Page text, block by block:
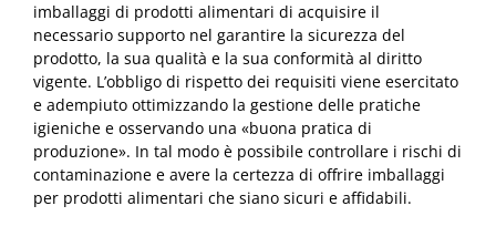
imballaggi di prodotti alimentari di acquisire il
necessario supporto nel garantire la sicurezza del
prodotto, la sua qualità e la sua conformità al diritto
vigente. L’obbligo di rispetto dei requisiti viene esercitato
e adempiuto ottimizzando la gestione delle pratiche
igieniche e osservando una «buona pratica di
produzione». In tal modo è possibile controllare i rischi di
contaminazione e avere la certezza di offrire imballaggi
per prodotti alimentari che siano sicuri e affidabili.